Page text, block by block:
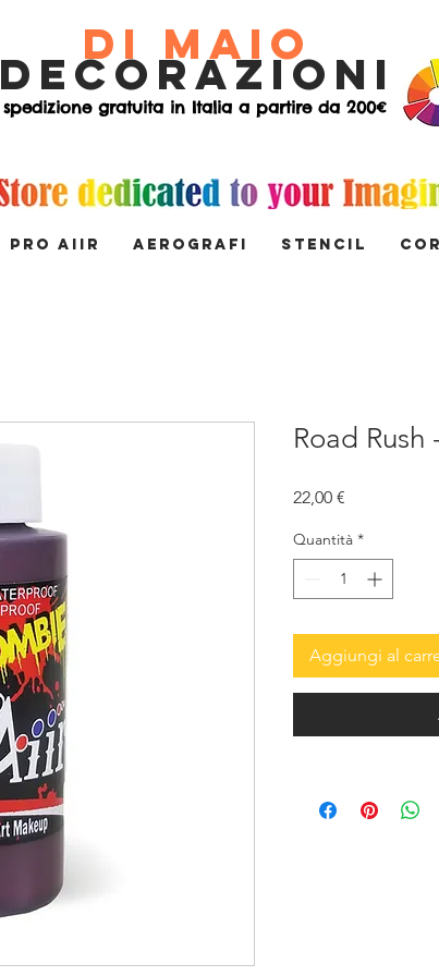
di Maio
decorazioni
spedizione gratuita in Italia a partire da 200€
PRO AIIR AEROGRAFI STENCIL
Road Rush
22,00 €
Quantità *
Aggiungi al